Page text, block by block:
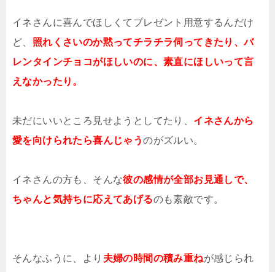
イネさんに喜んでほしくてプレゼント用意するんだけ
ど、 照れくさいのか黙ってチラチラ伺ってきたり、バ
レンタインチョコがほしいのに、素直にほしいって言
えなかったり。
未だにいいところ見せようとしてたり、 イネさんから
愛を向けられたら喜んじゃうのがズルい。
イネさんの方も、そんな彼の感情が全部お見通しで、
ちゃんと気持ちに応えてあげるのも素敵です。
そんなふうに、より 夫婦の時間の積み重ねが感じられ